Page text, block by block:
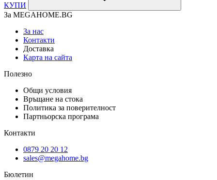
КУПИ
За MEGAHOME.BG
За нас
Контакти
Доставка
Карта на сайта
Полезно
Общи условия
Връщане на стока
Политика за поверителност
Партньорска програма
Контакти
0879 20 20 12
sales@megahome.bg
Бюлетин